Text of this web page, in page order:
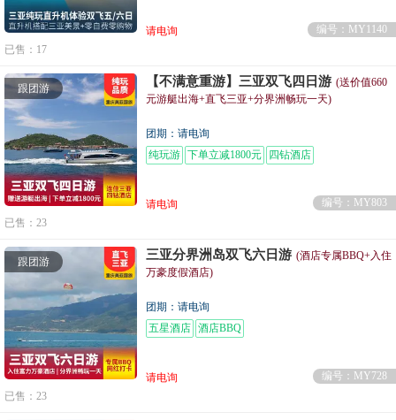
请电询
编号：MY1140
已售：17
跟团游 【不满意重游】三亚双飞四日游 (送价值660
元游艇出海+直飞三亚+分界洲畅玩一天)
团期：请电询
纯玩游 下单立减1800元 四钻酒店
请电询
编号：MY803
已售：23
跟团游 三亚分界洲岛双飞六日游 (酒店专属BBQ+入住
万豪度假酒店)
团期：请电询
五星酒店 酒店BBQ
请电询
编号：MY728
已售：23